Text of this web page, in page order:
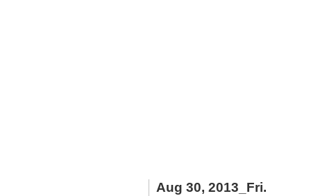
Aug 30, 2013_Fri.